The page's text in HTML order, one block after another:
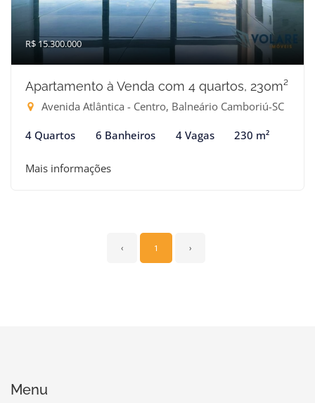
R$ 15.300.000
Apartamento à Venda com 4 quartos, 230m²
Avenida Atlântica - Centro, Balneário Camboriú-SC
4 Quartos 6 Banheiros 4 Vagas 230 m²
Mais informações
‹ 1 ›
Menu